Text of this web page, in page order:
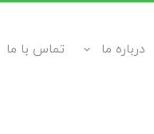
درباره ما تماس با ما